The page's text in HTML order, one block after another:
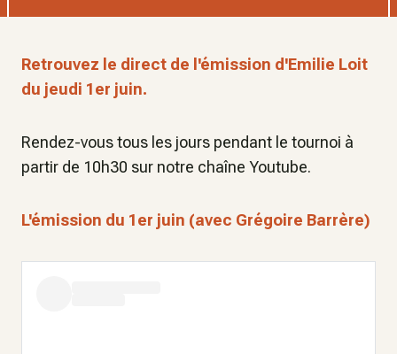
Retrouvez le direct de l'émission d'Emilie Loit
du jeudi 1er juin.
Rendez-vous tous les jours pendant le tournoi à
partir de 10h30 sur notre chaîne Youtube.
L'émission du 1er juin (avec Grégoire Barrère)